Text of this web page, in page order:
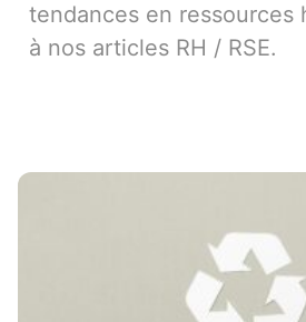
tendances en ressources
à nos articles RH / RSE.